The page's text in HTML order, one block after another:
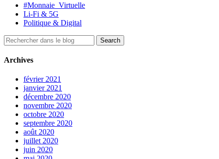
#Monnaie_Virtuelle
Li-Fi & 5G
Politique & Digital
Archives
février 2021
janvier 2021
décembre 2020
novembre 2020
octobre 2020
septembre 2020
août 2020
juillet 2020
juin 2020